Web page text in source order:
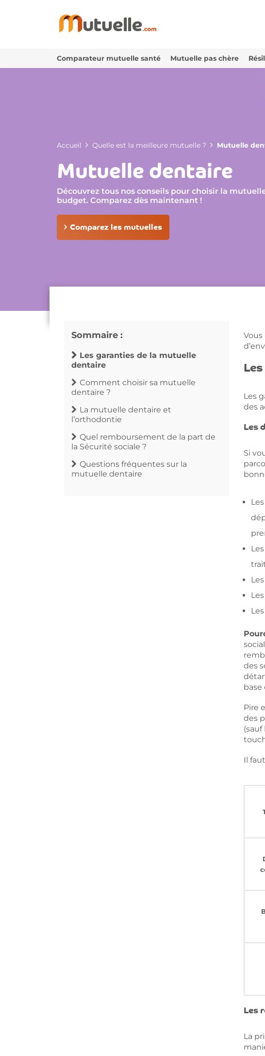
Comparateur mutuelle santé Mutuelle pas chère
Accueil Quelle est la meilleure mutuelle ? Mutuelle
Mutuelle dentaire
Découvrez tous nos conseils pour choisir la
budget. Comparez dès maintenant !
Comparez les mutuelles
Sommaire :
Les garanties de la mutuelle
dentaire
Comment choisir sa mutuelle
dentaire ?
La mutuelle dentaire et
l’orthodontie
Quel remboursement de la part de
la Sécurité sociale ?
Questions fréquentes sur la
mutuelle dentaire
Vous
Les
des
Les
Si
des
Pire
des
Il
Les
La